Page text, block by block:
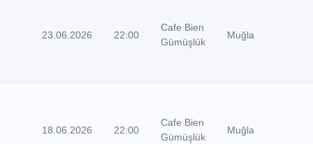
23.06.2026 22:00
Cafe Bien
Gümüşlük
Muğla
18.06.2026 22:00
Cafe Bien
Gümüşlük
Muğla